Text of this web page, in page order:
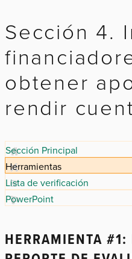
Sección 4.
obtener
rendir
Sección Principal
Herramientas
Lista de verificación
PowerPoint
HERRAMIENTA #1: